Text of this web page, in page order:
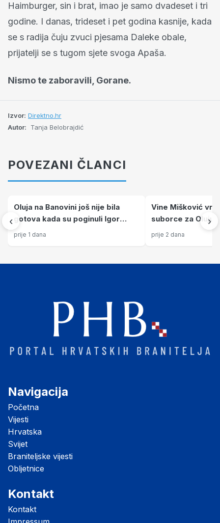
Haimburger, sin i brat, imao je samo dvadeset i tri
godine. I danas, trideset i pet godina kasnije, kada
se s radija čuju zvuci pjesama Daleke obale,
prijatelji se s tugom sjete svoga Apaša.
Nismo te zaboravili, Gorane.
Izvor: Direktno.hr
Autor:
Tanja Belobrajdić
POVEZANI ČLANCI
‹
Oluja na Banovini još nije bila
gotova kada su poginuli Igor
Gustović i Ivan Svržnjak
prije 1 dana
Vine Mišković
suborce za Oluju
kolovoza 1995.
prije 2 dana
›
Navigacija
Početna
Vijesti
Hrvatska
Svijet
Braniteljske vijesti
Obljetnice
Kontakt
Kontakt